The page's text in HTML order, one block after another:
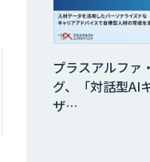
プラスアルファ
グ、「対話型AI
ザ…